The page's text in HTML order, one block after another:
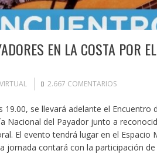
EN LA COSTA POR
2.667 COMENTARIOS
19.00, se llevará adelante el Encuentro
Nacional del Payador junto a
El evento tendrá lugar en el Espacio
jornada contará con la participación